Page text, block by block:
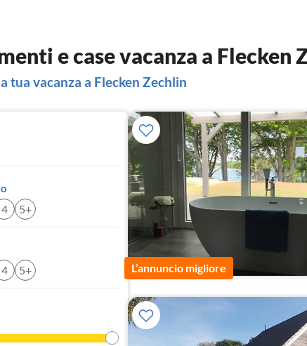
e case vacanza a Flecken
tua vacanza a Flecken Zechlin
4 5+
4 5+ L’annuncio migliore